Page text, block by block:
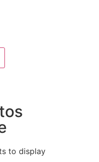
to display